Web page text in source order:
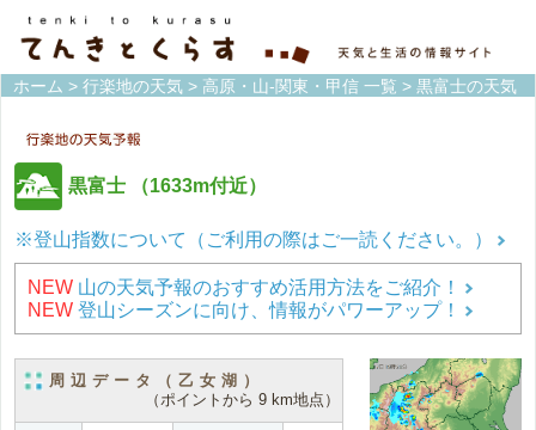
ホーム > 行楽地の天気 > 高原・山-関東・甲信 一覧 > 黒富士の天気
黒富士 （1633m付近）
※登山指数について（ご利用の際はご一読ください。）
NEW 山の天気予報のおすすめ活用方法をご紹介！
NEW 登山シーズンに向け、情報がパワーアップ！
周辺データ（乙女湖）
（ポイントから 9 km地点）